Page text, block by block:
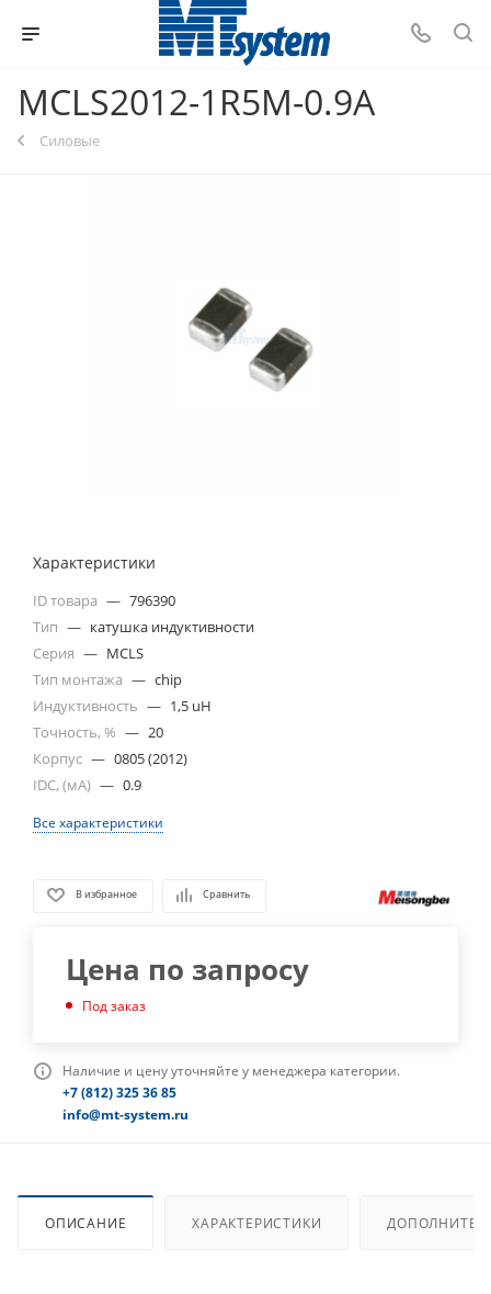
MCLS2012-1R5M-0.9A
Силовые
Характеристики
ID товара — 796390
Тип — катушка индуктивности
Серия — MCLS
Тип монтажа — chip
Индуктивность — 1,5 uH
Точность, % — 20
Корпус — 0805 (2012)
IDC, (мА) — 0.9
Все характеристики
В избранное Сравнить
Цена по запросу
Под заказ
Наличие и цену уточняйте у менеджера категории.
+7 (812) 325 36 85
info@mt-system.ru
ОПИСАНИЕ ХАРАКТЕРИСТИКИ